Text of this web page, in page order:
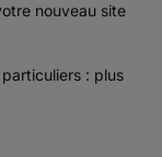
nouveau site
: plus